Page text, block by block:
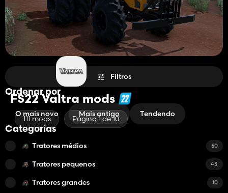
FS22 Valtra mods
111 mods Página 1 de 10
Filtros
Ordenar por
O mais novo Mais antigo Tendendo
Categorias
Tratores médios 50
Tratores pequenos 43
Tratores grandes 10